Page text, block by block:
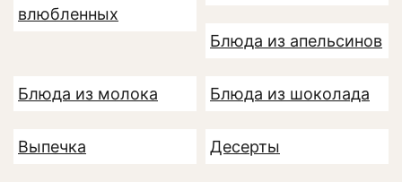
влюбленных
Блюда из апельсинов
Блюда из молока Блюда из шоколада
Выпечка Десерты